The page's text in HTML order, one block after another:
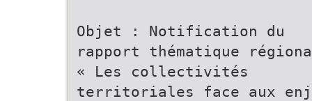
Objet : Notification du
rapport thématique
« Les collectivités
territoriales face aux